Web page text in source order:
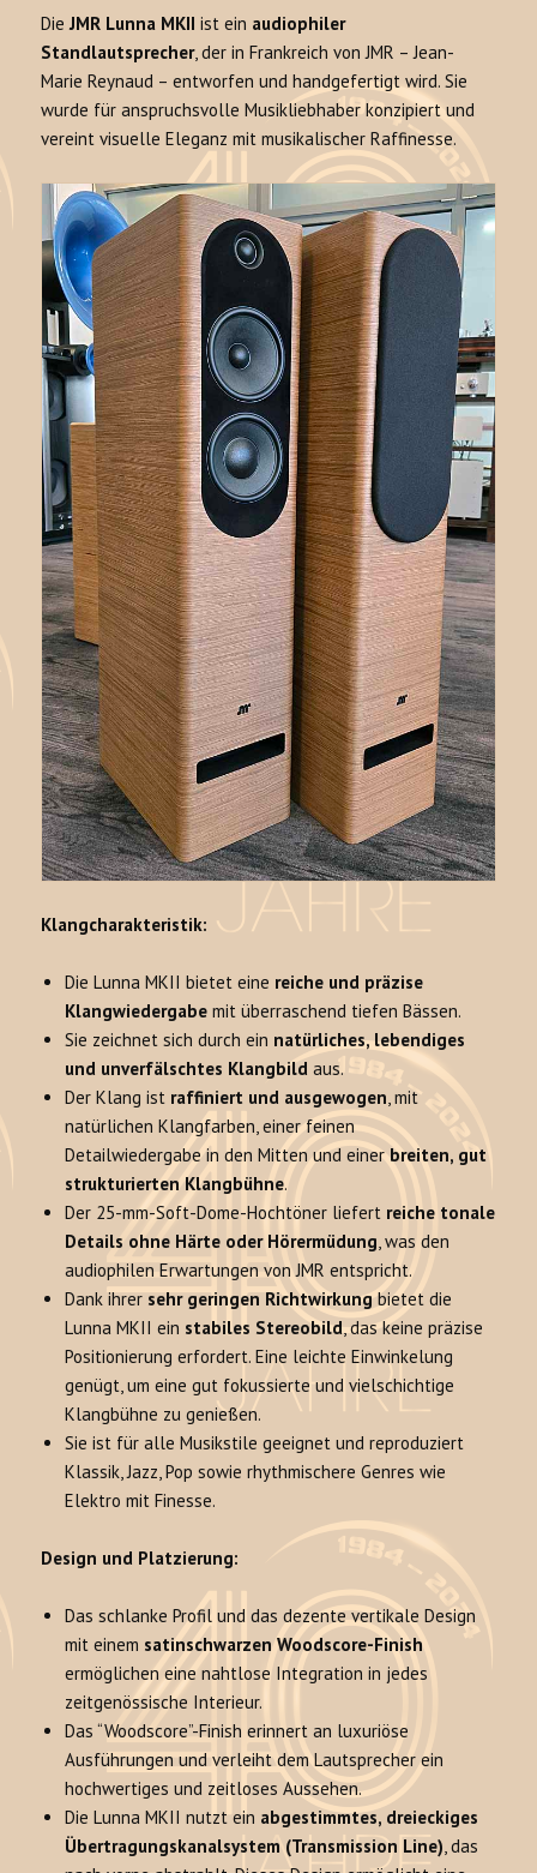
DieJMR Lunna MKII ist ein audiophiler
Standlautsprecher, der in Frankreich von JMR – Jean-
Marie Reynaud – entworfen und handgefertigt wird. Sie
wurde für anspruchsvolle Musikliebhaber konzipiert und
vereint visuelle Eleganz mit musikalischer Raffinesse.
Klangcharakteristik:
Die Lunna MKII bietet eine reiche und präzise
Klangwiedergabe mit überraschend tiefen Bässen.
Sie zeichnet sich durch ein natürliches, lebendiges
und unverfälschtes Klangbild aus.
Der Klang ist raffiniert und ausgewogen, mit
natürlichen Klangfarben, einer feinen
Detailwiedergabe in den Mitten und einerbreiten, gut
strukturierten Klangbühne.
Der 25-mm-Soft-Dome-Hochtöner liefert reiche tonale
Details ohne Härte oder Hörermüdung, was den
audiophilen Erwartungen von JMR entspricht.
Dank ihrersehr geringen Richtwirkungbietet die
Lunna MKII ein stabiles Stereobild, das keine präzise
Positionierung erfordert. Eine leichte Einwinkelung
genügt, um eine gut fokussierte und vielschichtige
Klangbühne zu genießen.
Sie ist für alle Musikstile geeignet und reproduziert
Klassik, Jazz, Pop sowie rhythmischere Genres wie
Elektro mit Finesse.
Design und Platzierung:
Das schlanke Profil und das dezente vertikale Design
mit einem satinschwarzen Woodscore-Finish
ermöglichen eine nahtlose Integration in jedes
zeitgenössische Interieur.
Das “Woodscore”-Finish erinnert an luxuriöse
Ausführungen und verleiht dem Lautsprecher ein
hochwertiges und zeitloses Aussehen.
Die Lunna MKII nutzt ein abgestimmtes, dreieckiges
Übertragungskanalsystem (Transmission Line), das